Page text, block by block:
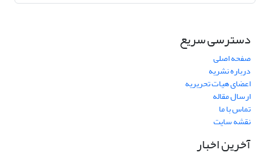
دسترسی سریع
صفحه اصلی
درباره نشریه
اعضای هیات تحریریه
ارسال مقاله
تماس با ما
نقشه سایت
آخرین اخبار